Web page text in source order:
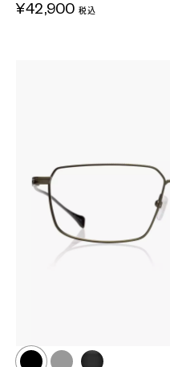
¥42,900 税込